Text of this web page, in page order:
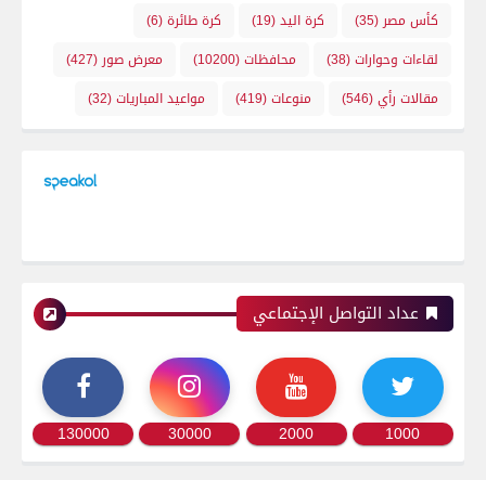
كأس مصر(35) كرة اليد(19) كرة طائرة(6)
لقاءات وحوارات(38) محافظات(10200) معرض صور(427)
مقالات رأي(546) منوعات(419) مواعيد المباريات(32)
عداد التواصل الإجتماعي
1000
2000
30000
130000